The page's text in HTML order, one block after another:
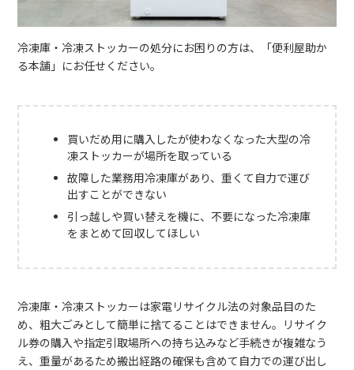
冷凍庫・冷凍ストッカーの処分にお困りの方は、「便利屋助か
る本舗」にお任せください。
買いだめ用に購入したが使わなくなった大型の冷
凍ストッカーが場所を取っている
故障した業務用冷凍庫があり、重くて自力で運び
出すことができない
引っ越しや買い替えを機に、不要になった冷凍庫
をまとめて回収してほしい
冷凍庫・冷凍ストッカーは家電リサイクル法の対象品目のた
め、粗大ごみとして簡単に捨てることはできません。リサイク
ル券の購入や指定引取場所への持ち込みなど手続きが複雑なう
え、重量があるため搬出経路の確保も含めて自力での運び出し